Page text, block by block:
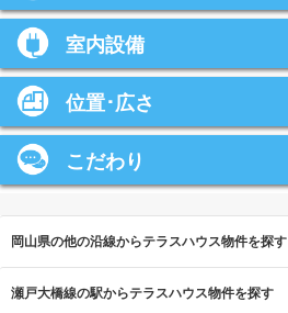
室内設備
位置･広さ
こだわり
岡山県の他の沿線からテラスハウス物件を探す
瀬戸大橋線の駅からテラスハウス物件を探す